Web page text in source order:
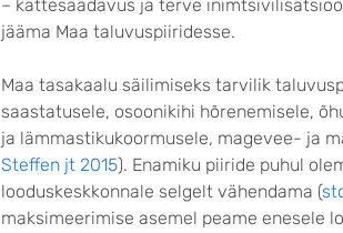
– kättesaadavus ja terve
jääma Maa taluvuspiiridesse.
Maa tasakaalu säilimiseks tarvilik
saastatusele, osoonikihi hõrenemisele,
ja lämmastikukoormusele, magevee- ja
Steffen jt 2015). Enamiku piiride puhul
looduskeskkonnale selgelt vähendama (
maksimeerimise asemel peame enesele